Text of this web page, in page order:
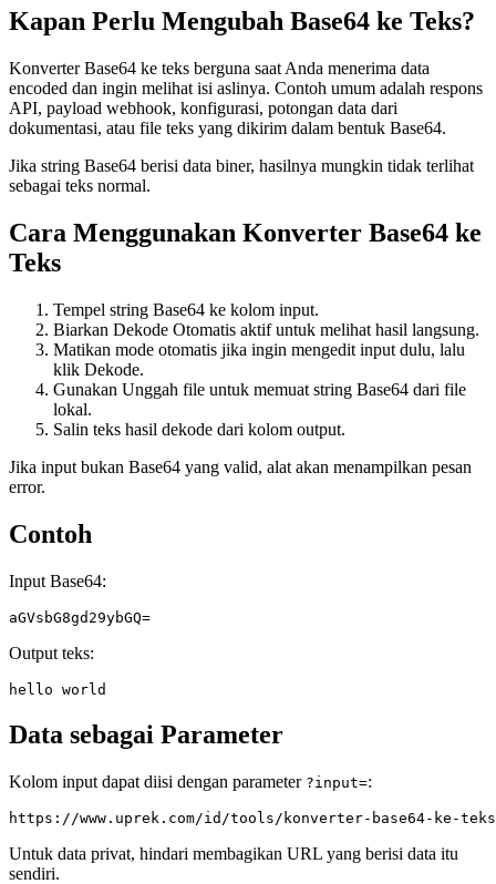
Kapan Perlu Mengubah Base64 ke Teks?
Konverter Base64 ke teks berguna saat Anda menerima data
encoded dan ingin melihat isi aslinya. Contoh umum adalah respons
API, payload webhook, konfigurasi, potongan data dari
dokumentasi, atau file teks yang dikirim dalam bentuk Base64.
Jika string Base64 berisi data biner, hasilnya mungkin tidak terlihat
sebagai teks normal.
Cara Menggunakan Konverter Base64 ke
Teks
Tempel string Base64 ke kolom input.
Biarkan Dekode Otomatis aktif untuk melihat hasil langsung.
Matikan mode otomatis jika ingin mengedit input dulu, lalu
klik Dekode.
Gunakan Unggah file untuk memuat string Base64 dari file
lokal.
Salin teks hasil dekode dari kolom output.
Jika input bukan Base64 yang valid, alat akan menampilkan pesan
error.
Contoh
Input Base64:
Output teks:
Data sebagai Parameter
Kolom input dapat diisi dengan parameter ?input=:
Untuk data privat, hindari membagikan URL yang berisi data itu
sendiri.